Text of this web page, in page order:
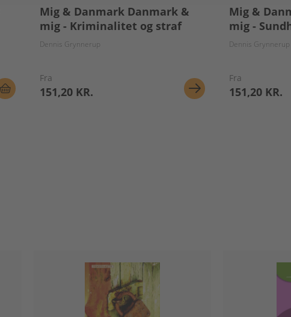
Mig & Danmark Danmark &
mig - Kriminalitet og straf
Dennis Grynnerup
Fra
151,20 KR.
Mig &
mig -
Dennis Grynnerup
Fra
151,20 KR.